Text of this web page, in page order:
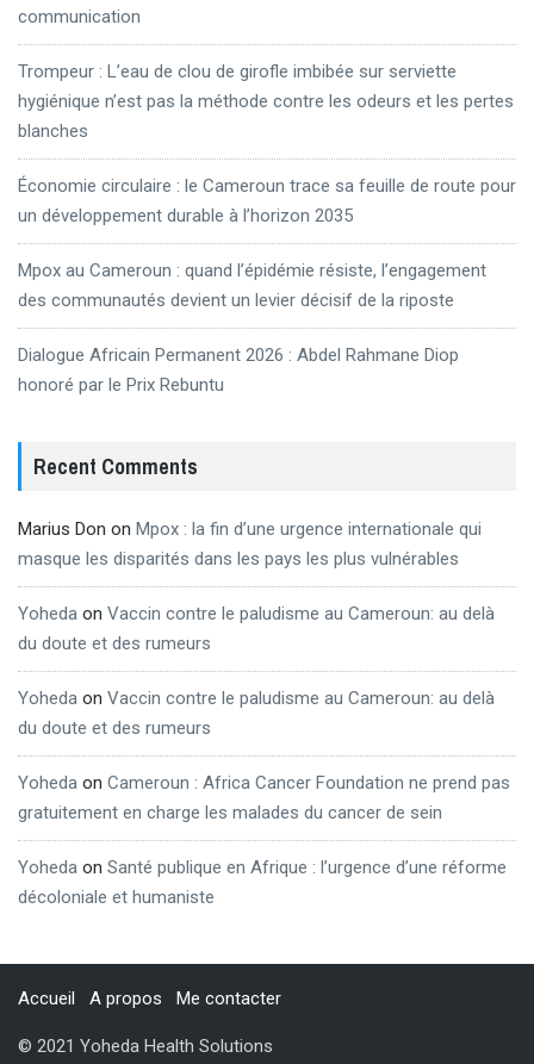
communication
Trompeur : L’eau de clou de girofle imbibée sur serviette
hygiénique n’est pas la méthode contre les odeurs et les pertes
blanches
Économie circulaire : le Cameroun trace sa feuille de route pour
un développement durable à l’horizon 2035
Mpox au Cameroun : quand l’épidémie résiste, l’engagement
des communautés devient un levier décisif de la riposte
Dialogue Africain Permanent 2026 : Abdel Rahmane Diop
honoré par le Prix Rebuntu
Recent Comments
Marius Don on Mpox : la fin d’une urgence internationale qui
masque les disparités dans les pays les plus vulnérables
Yoheda on Vaccin contre le paludisme au Cameroun: au delà
du doute et des rumeurs
Yoheda on Vaccin contre le paludisme au Cameroun: au delà
du doute et des rumeurs
Yoheda on Cameroun : Africa Cancer Foundation ne prend pas
gratuitement en charge les malades du cancer de sein
Yoheda on Santé publique en Afrique : l’urgence d’une réforme
décoloniale et humaniste
Accueil A propos Me contacter
© 2021 Yoheda Health Solutions